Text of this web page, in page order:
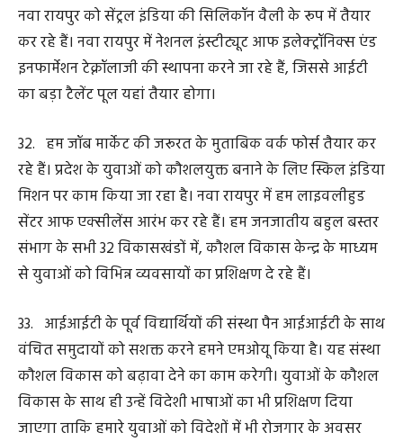
38. नई औद्योगिक नीति में हम नये जमाने के उभरते हुए उद्योगों को
भी विशेष अनुदान दे रहे हैं। छत्तीसगढ़ में पहली सेमीकंडक्टर यूनिट
का भूमिपूजन हमने किया है। लगभग 11 सौ करोड़ रुपए की लागत
दिया है।
39. हम टैक्सटाइल क्षेत्र में संभावनाओं को अवसर में बदलना
चाहते हैं। इसके लिए हम नवा रायपुर में नेशनल इंस्टीट्यूट आफ
फैशन टेक्नॉलाजी का कैंपस स्थापित करने जा रहे हैं। इसकी
अनुमानित लागत 271 करोड़ रुपए होगी। इससे बड़े पैमाने पर
40. हमने राष्ट्रीय राजधानी क्षेत्र की तर्ज पर राज्य राजधानी क्षेत्र के
विकास के लिए प्राधिकरण गठन का निर्णय लिया है। यह
प्राधिकरण राजधानी क्षेत्र के सुव्यवस्थित और योजनाबद्ध विकास
के लिए कार्य करेगा।